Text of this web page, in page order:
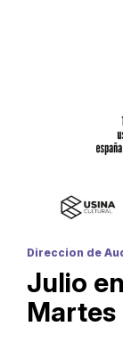
Direccion de
Julio
Martes